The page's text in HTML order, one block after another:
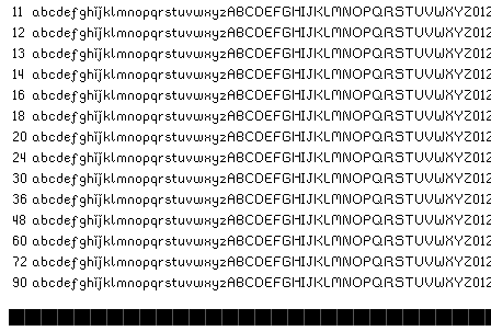
11
12
13
14
16
18
20
24
30
36
48
60
72
90